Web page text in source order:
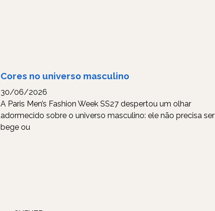
Cores no universo masculino
30/06/2026
A Paris Men’s Fashion Week SS27 despertou um olhar
adormecido sobre o universo masculino: ele não precisa ser
bege ou